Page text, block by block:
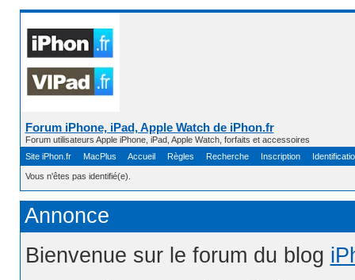
Forum iPhone, iPad, Apple Watch de iPhon.fr
Forum utilisateurs Apple iPhone, iPad, Apple Watch, forfaits et accessoires
Site iPhon.fr
MacPlus Accueil Règles Recherche Inscription
Vous n'êtes pas identifié(e).
Annonce
Bienvenue sur le forum du blog